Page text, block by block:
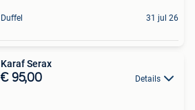
Duffel 31 jul 26
Karaf Serax
€ 95,00 Details